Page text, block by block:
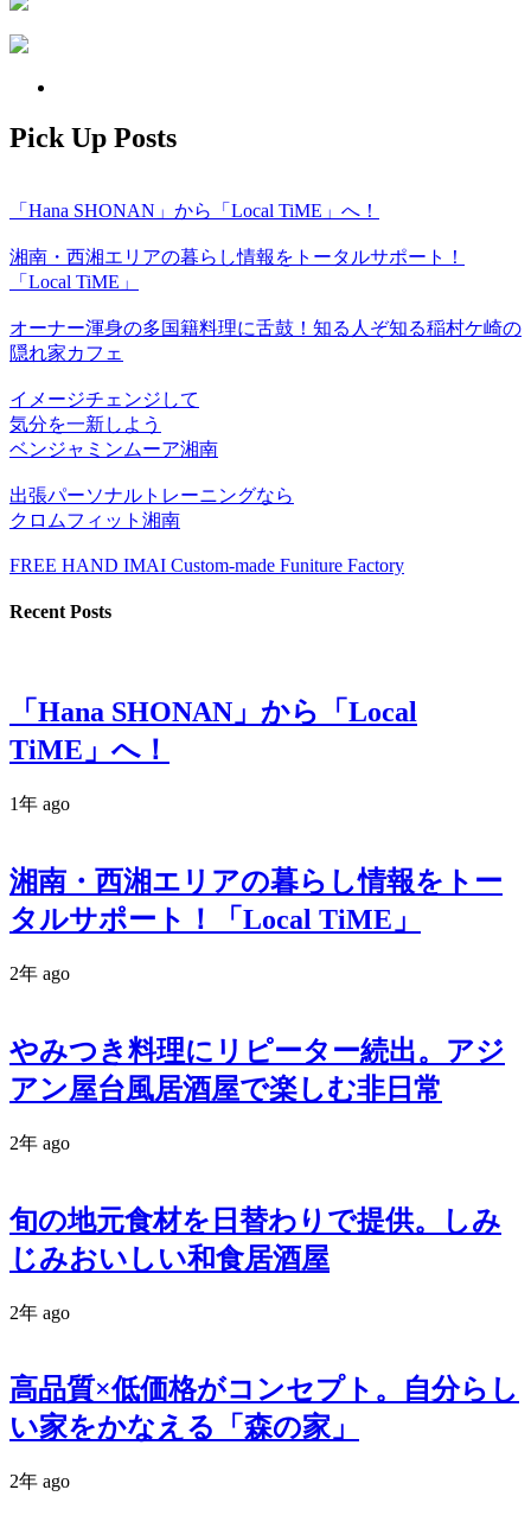
Pick Up Posts
「Hana SHONAN」から「Local TiME」へ！
湘南・西湘エリアの暮らし情報をトータルサポート！
「Local TiME」
オーナー渾身の多国籍料理に舌鼓！知る人ぞ知る稲村ケ崎の
隠れ家カフェ
イメージチェンジして
気分を一新しよう
ベンジャミンムーア湘南
出張パーソナルトレーニングなら
クロムフィット湘南
FREE HAND IMAI Custom-made Funiture Factory
Recent Posts
「Hana SHONAN」から「Local
TiME」へ！
1年 ago
湘南・西湘エリアの暮らし情報をトー
タルサポート！「Local TiME」
2年 ago
やみつき料理にリピーター続出。アジ
アン屋台風居酒屋で楽しむ非日常
2年 ago
旬の地元食材を日替わりで提供。しみ
じみおいしい和食居酒屋
2年 ago
高品質×低価格がコンセプト。自分らし
い家をかなえる「森の家」
2年 ago